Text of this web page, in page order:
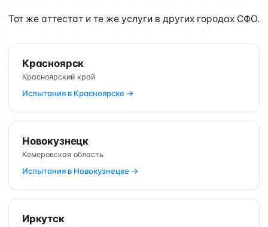
Тот же аттестат и те же услуги в других городах СФО.
Красноярск
Красноярский край
Испытания в Красноярске →
Новокузнецк
Кемеровская область
Испытания в Новокузнецке →
Иркутск